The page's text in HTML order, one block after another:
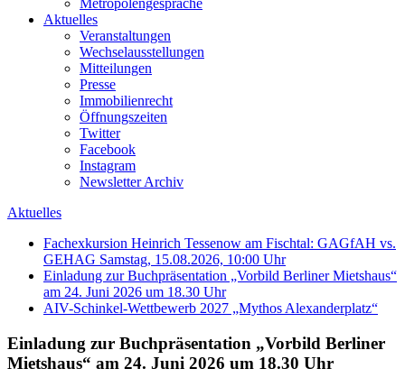
Metropolengespräche
Aktuelles
Veranstaltungen
Wechselausstellungen
Mitteilungen
Presse
Immobilienrecht
Öffnungszeiten
Twitter
Facebook
Instagram
Newsletter Archiv
Aktuelles
Fachexkursion Heinrich Tessenow am Fischtal: GAGfAH vs.
GEHAG Samstag, 15.08.2026, 10:00 Uhr
Einladung zur Buchpräsentation „Vorbild Berliner Mietshaus“
am 24. Juni 2026 um 18.30 Uhr
AIV-Schinkel-Wettbewerb 2027 „Mythos Alexanderplatz“
Einladung zur Buchpräsentation „Vorbild Berliner
Mietshaus“ am 24. Juni 2026 um 18.30 Uhr